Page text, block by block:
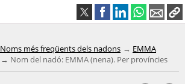
Noms més freqüents dels nadons
EMMA
Nom del nadó: EMMA (nena). Per províncies